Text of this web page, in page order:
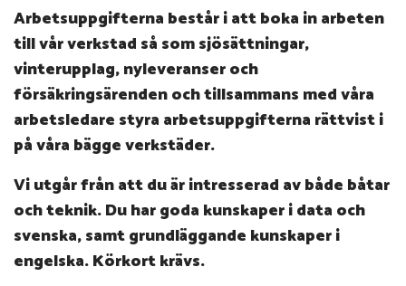
Arbetsuppgifterna består i att boka in arbeten
till vår verkstad så som sjösättningar,
vinterupplag, nyleveranser och
försäkringsärenden ochtillsammans med våra
arbetsledare styra arbetsuppgifterna rättvist i
på våra bägge verkstäder.
Vi utgår från att du är intresserad av både båtar
och teknik. Du har goda kunskaper i data och
svenska, samt grundläggande kunskaper i
engelska. Körkort krävs.